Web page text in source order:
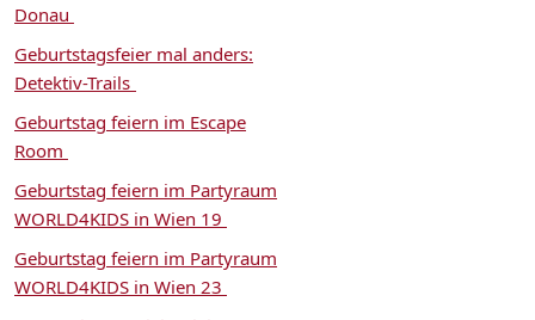
Donau
Geburtstagsfeier mal anders:
Detektiv-Trails
Geburtstag feiern im Escape
Room
Geburtstag feiern im Partyraum
WORLD4KIDS in Wien 19
Geburtstag feiern im Partyraum
WORLD4KIDS in Wien 23